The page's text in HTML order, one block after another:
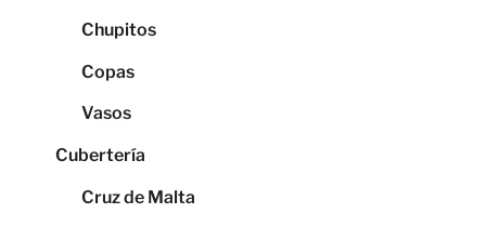
Chupitos
Copas
Vasos
Cubertería
Cruz de Malta